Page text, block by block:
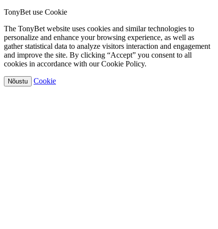
TonyBet use Cookie
The TonyBet website uses cookies and similar technologies to
personalize and enhance your browsing experience, as well as
gather statistical data to analyze visitors interaction and engagement
and improve the site. By clicking “Accept” you consent to all
cookies in accordance with our Cookie Policy.
Nõustu Cookie